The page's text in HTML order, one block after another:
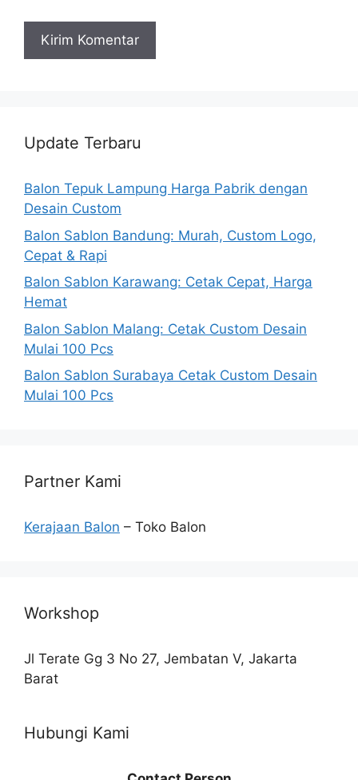
Update Terbaru
Balon Tepuk Lampung Harga Pabrik dengan
Desain Custom
Balon Sablon Bandung: Murah, Custom Logo,
Cepat & Rapi
Balon Sablon Karawang: Cetak Cepat, Harga
Hemat
Balon Sablon Malang: Cetak Custom Desain
Mulai 100 Pcs
Balon Sablon Surabaya Cetak Custom Desain
Mulai 100 Pcs
Partner Kami
Kerajaan Balon – Toko Balon
Workshop
Jl Terate Gg 3 No 27, Jembatan V, Jakarta
Barat
Hubungi Kami